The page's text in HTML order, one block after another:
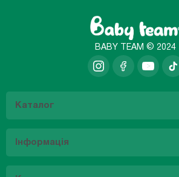
BABY TEAM © 2024
Каталог
Інформація